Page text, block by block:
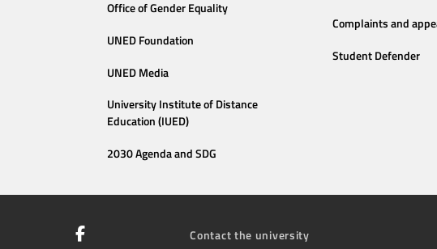
Office of Gender Equality
UNED Foundation
UNED Media
University Institute of Distance
Education (IUED)
2030 Agenda and SDG
Complaints and
Student Defender
Contact the university